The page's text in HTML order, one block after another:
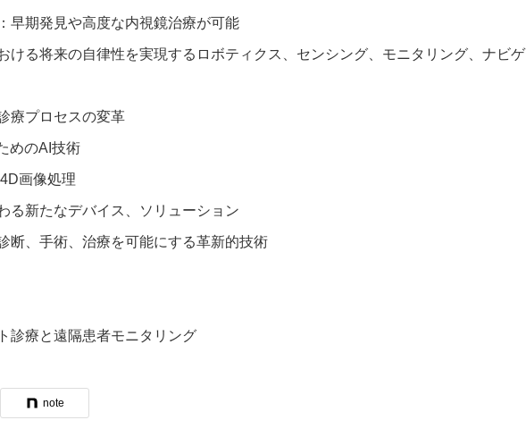
早期発見や高度な内視鏡治療が可能
ける将来の自律性を実現するロボティクス、センシング、モニタリング、ナビゲ
療プロセスの変革
めのAI技術
画像処理
る新たなデバイス、ソリューション
断、手術、治療を可能にする革新的技術
診療と遠隔患者モニタリング
note